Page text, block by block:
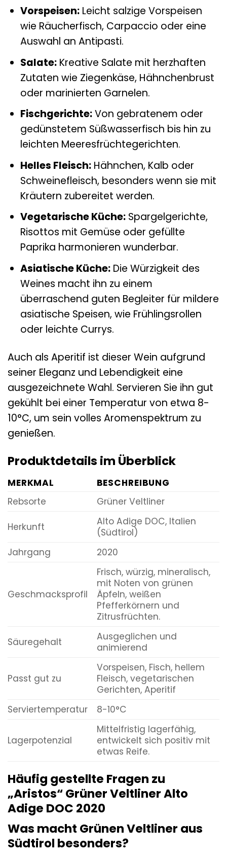
Vorspeisen:Leicht salzige Vorspeisen
wie Räucherfisch, Carpaccio oder eine
Auswahl an Antipasti.
Salate:Kreative Salate mit herzhaften
Zutaten wie Ziegenkäse, Hähnchenbrust
oder marinierten Garnelen.
Fischgerichte:Von gebratenem oder
gedünstetem Süßwasserfisch bis hin zu
leichten Meeresfrüchtegerichten.
Helles Fleisch:Hähnchen, Kalb oder
Schweinefleisch, besonders wenn sie mit
Kräutern zubereitet werden.
Vegetarische Küche:Spargelgerichte,
Risottos mit Gemüse oder gefüllte
Paprika harmonieren wunderbar.
Asiatische Küche:Die Würzigkeit des
Weines macht ihn zu einem
überraschend guten Begleiter für mildere
asiatische Speisen, wie Frühlingsrollen
oder leichte Currys.
Auch als Aperitif ist dieser Wein aufgrund
seiner Eleganz und Lebendigkeit eine
ausgezeichnete Wahl. Servieren Sie ihn gut
gekühlt bei einer Temperatur von etwa 8-
10°C, um sein volles Aromenspektrum zu
genießen.
Produktdetails im Überblick
MERKMAL
BESCHREIBUNG
Rebsorte
Grüner Veltliner
Herkunft
Alto Adige DOC, Italien
(Südtirol)
Jahrgang
2020
Geschmacksprofil
Frisch, würzig, mineralisch,
mit Noten von grünen
Äpfeln, weißen
Pfefferkörnern und
Zitrusfrüchten.
Säuregehalt
Ausgeglichen und
animierend
Passt gut zu
Vorspeisen, Fisch, hellem
Fleisch, vegetarischen
Gerichten, Aperitif
Serviertemperatur
8-10°C
Lagerpotenzial
Mittelfristig lagerfähig,
entwickelt sich positiv mit
etwas Reife.
Häufig gestellte Fragen zu
„Aristos“ Grüner Veltliner Alto
Adige DOC 2020
Was macht Grünen Veltliner aus
Südtirol besonders?